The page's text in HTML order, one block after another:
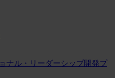
ナル・リーダーシップ開発プ